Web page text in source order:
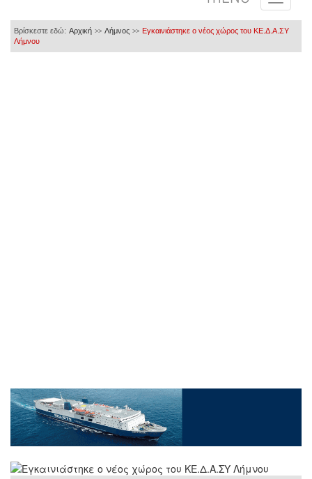
Βρίσκεστε εδώ: Αρχική >> Λήμνος >> Εγκαινιάστηκε ο νέος χώρος του ΚΕ.Δ.Α.ΣΥ
Λήμνου